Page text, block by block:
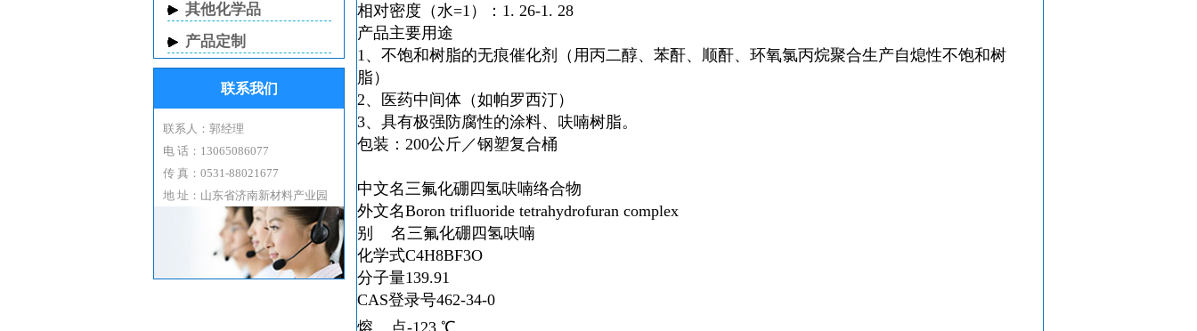
相对密度（水=1）：1. 26-1. 28
产品主要用途
1、不饱和树脂的无痕催化剂（用丙二醇、苯酐、顺酐、环氧氯丙烷聚合生产自熄性不饱和树
脂）
2、医药中间体（如帕罗西汀）
3、具有极强防腐性的涂料、呋喃树脂。
包装：200公斤／钢塑复合桶
中文名三氟化硼四氢呋喃络合物
外文名Boron trifluoride tetrahydrofuran complex
别 名三氟化硼四氢呋喃
化学式C4H8BF3O
分子量139.91
CAS登录号462-34-0
熔 点-123 ℃
其他化学品
产品定制
联系我们
联系人：郭经理
电 话：13065086077
传 真：0531-88021677
地 址：山东省济南新材料产业园